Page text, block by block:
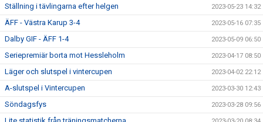
Ställning i tävlingarna efter helgen 2023-05-23 14:32
ÄFF - Västra Karup 3-4 2023-05-16 07:35
Dalby GIF - ÄFF 1-4 2023-05-09 06:50
Seriepremiär borta mot Hessleholm 2023-04-17 08:50
Läger och slutspel i vintercupen 2023-04-02 22:12
A-slutspel i Vintercupen 2023-03-30 12:43
Söndagsfys 2023-03-28 09:56